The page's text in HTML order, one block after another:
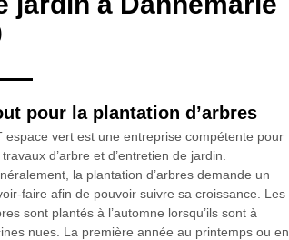
pour la plantation d’arbres
espace vert est une entreprise compétente pour
travaux d’arbre et d’entretien de jardin.
la plantation d’arbres demande un
faire afin de pouvoir suivre sa croissance. Les
sont plantés à l’automne lorsqu’ils sont à
nues. La première année au printemps ou en